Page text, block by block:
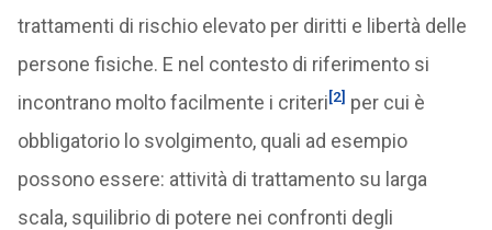
trattamenti di rischio elevato per diritti e libertà delle
persone fisiche. E nel contesto di riferimento si
incontrano molto facilmente i criteri[2] per cui è
obbligatorio lo svolgimento, quali ad esempio
possono essere: attività di trattamento su larga
scala, squilibrio di potere nei confronti degli